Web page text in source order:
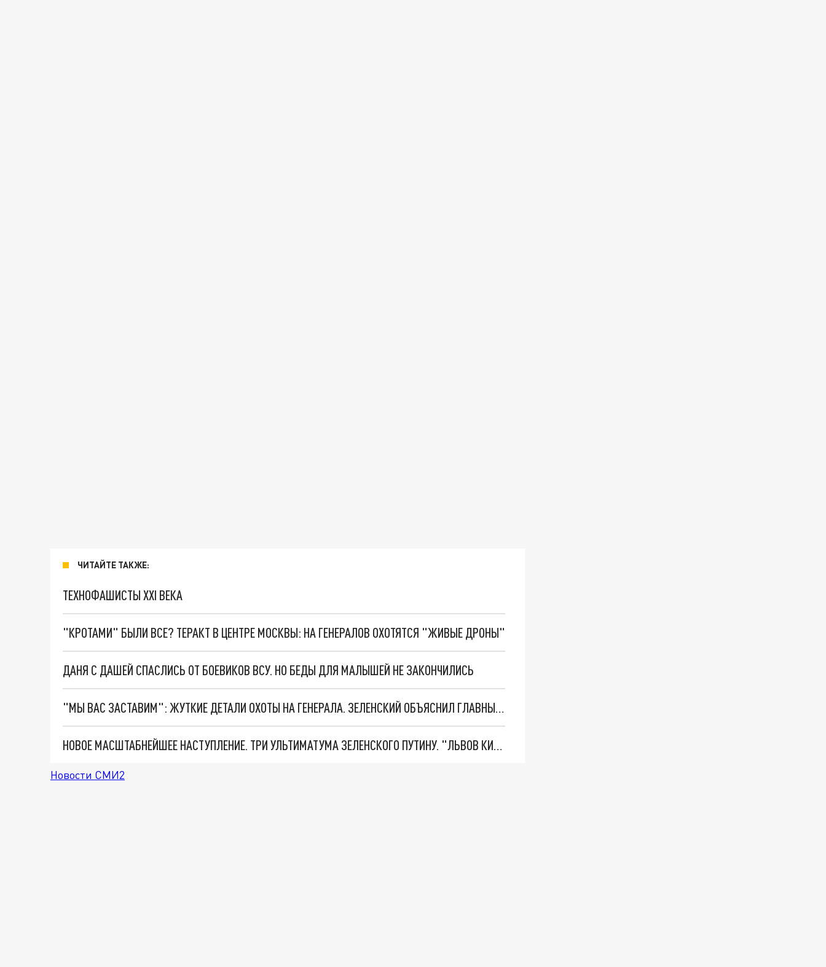
ЧИТАЙТЕ ТАКЖЕ:
ТЕХНОФАШИСТЫ XXI ВЕКА
"КРОТАМИ" БЫЛИ ВСЕ? ТЕРАКТ В ЦЕНТРЕ МОСКВЫ: НА ГЕНЕРАЛОВ ОХОТЯТСЯ "ЖИВЫЕ ДРОНЫ"
ДАНЯ С ДАШЕЙ СПАСЛИСЬ ОТ БОЕВИКОВ ВСУ. НО БЕДЫ ДЛЯ МАЛЫШЕЙ НЕ ЗАКОНЧИЛИСЬ
"МЫ ВАС ЗАСТАВИМ": ЖУТКИЕ ДЕТАЛИ ОХОТЫ НА ГЕНЕРАЛА. ЗЕЛЕНСКИЙ ОБЪЯСНИЛ ГЛАВНЫЙ СМЫСЛ ТЕРАКТА В ЦЕНТРЕ МОСКВЫ
НОВОЕ МАСШТАБНЕЙШЕЕ НАСТУПЛЕНИЕ. ТРИ УЛЬТИМАТУМА ЗЕЛЕНСКОГО ПУТИНУ. "ЛЬВОВ КИМА" ПОСТАВЯТ НА ПВО? ГЛОБАЛЬНЫЙ ПРОРЫВ ПОД ЗАПОРОЖЬЕМ
Новости СМИ2